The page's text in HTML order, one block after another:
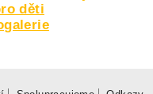
děti